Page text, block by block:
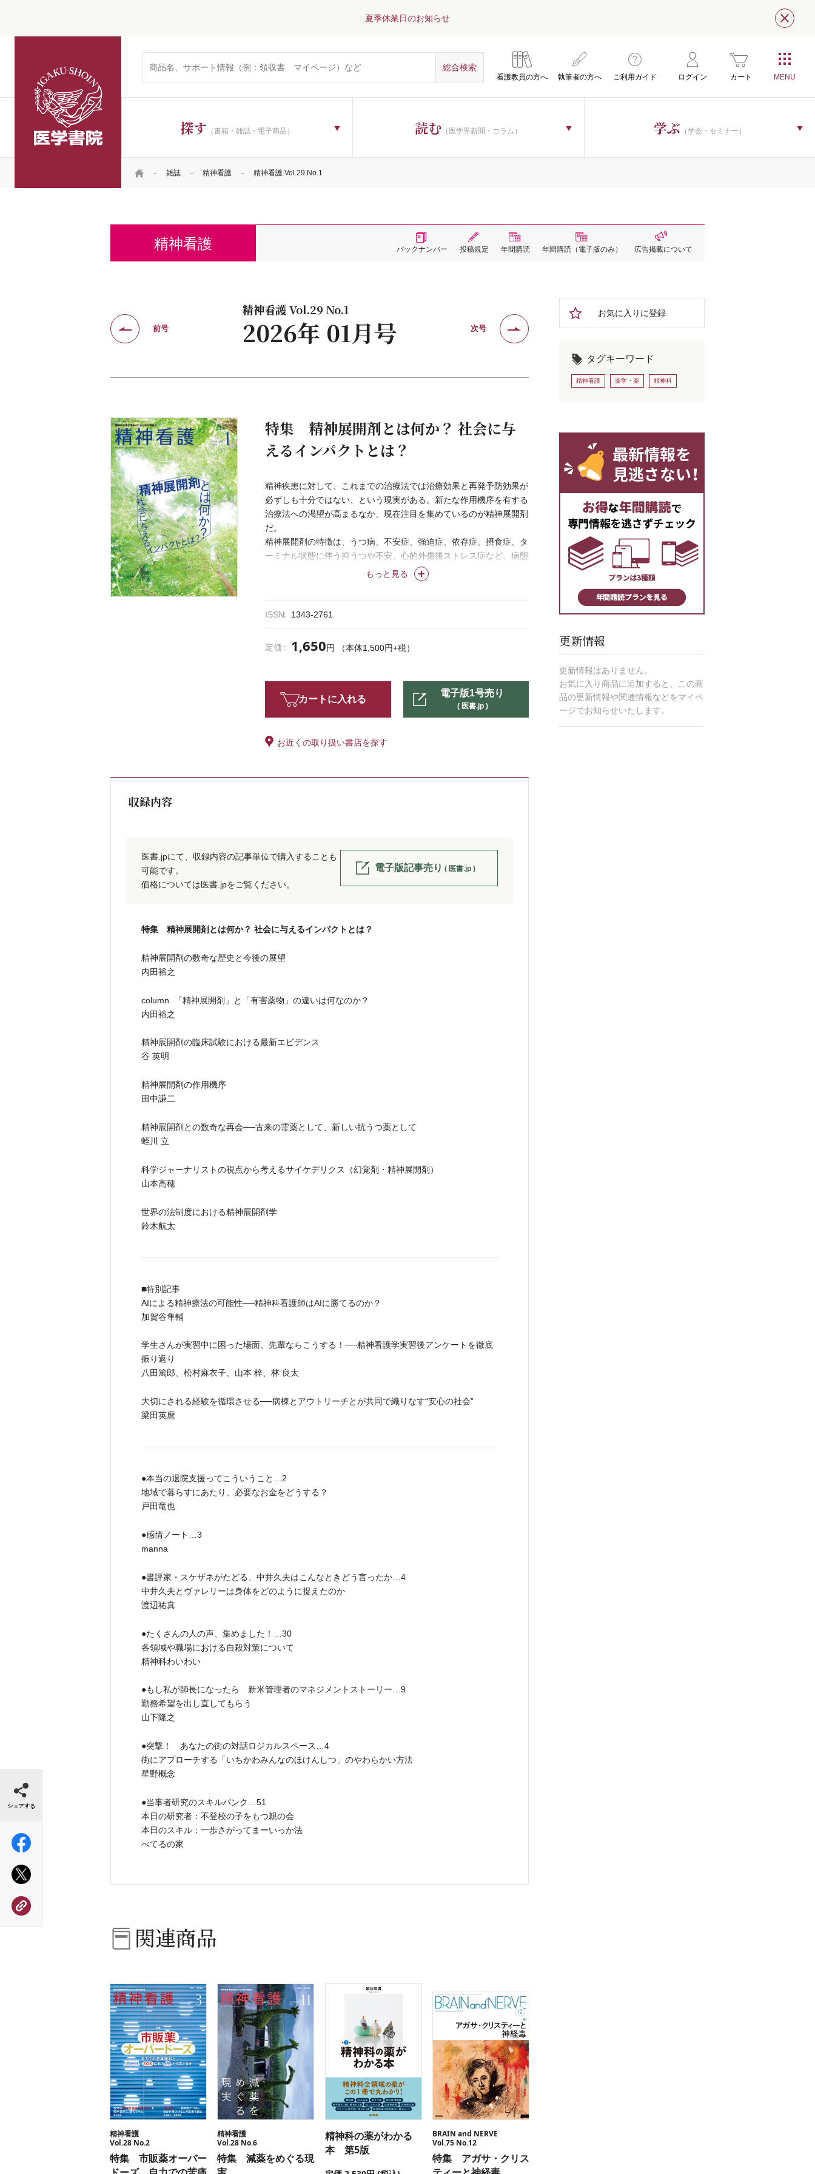
夏季休業日のお知らせ 閉じ
看護教員の方へ 執筆者の方へ ご利用ガイド ログイン カート
探す （書籍・雑誌・電子商品） 読む （医学界新聞・コラム） 学ぶ （学会・セミナー）
HOME 雑誌 精神看護 精神看護 Vol.29 No.1
精神看護 バックナンバー 投稿規定 年間購読 年間購読 （電子版のみ） 広告掲載について
精神看護 Vol.29 No.1
2026年 01月号
前号 次号
特集 精神展開剤とは何か？ 社会に与
えるインパクトとは？
もっと見る
精神疾患に対して、これまでの治療法では治療効果と再発予防効果が
必ずしも十分ではない、という現実がある。新たな作用機序を有する
治療法への渇望が高まるなか、現在注目を集めているのが精神展開剤
だ。
精神展開剤の特徴は、うつ病、不安症、強迫症、依存症、摂食症、タ
ーミナル状態に伴う抑うつや不安、心的外傷後ストレス症など、病態
生理が異なると想定される複数の疾患を対象に、その治療効果が報告
た方々に、精神展開剤の歴史、基礎研究や臨床試験、文化的背景、報
ISSN 1343-2761
定価 1,650円 （本体1,500円+税）
カートに入れる
電子版1号売り
( 医書.jp )
お近くの取り扱い書店を探す
収録内容
医書.jpにて、収録内容の記事単位で購入することも
可能です。
価格については医書.jpをご覧ください。
電子版記事売り ( 医書.jp )
特集 精神展開剤とは何か？ 社会に与えるインパクトとは？
精神展開剤の数奇な歴史と今後の展望
内田裕之
column 「精神展開剤」と「有害薬物」の違いは何なのか？
内田裕之
精神展開剤の臨床試験における最新エビデンス
谷 英明
精神展開剤の作用機序
田中謙二
精神展開剤との数奇な再会──古来の霊薬として、新しい抗うつ薬として
蛭川 立
科学ジャーナリストの視点から考えるサイケデリクス（幻覚剤・精神展開剤）
山本高穂
世界の法制度における精神展開剤学
鈴木航太
■特別記事
AIによる精神療法の可能性──精神科看護師はAIに勝てるのか？
加賀谷隼輔
学生さんが実習中に困った場面、先輩ならこうする！──精神看護学実習後アンケートを徹底
振り返り
八田篤郎、松村麻衣子、山本 梓、林 良太
大切にされる経験を循環させる──病棟とアウトリーチとが共同で織りなす“安心の社会”
梁田英麿
●本当の退院支援ってこういうこと…2
地域で暮らすにあたり、必要なお金をどうする？
戸田竜也
●感情ノート…3
manna
●書評家・スケザネがたどる、中井久夫はこんなときどう言ったか…4
中井久夫とヴァレリーは身体をどのように捉えたのか
渡辺祐真
●たくさんの人の声、集めました！…30
各領域や職場における自殺対策について
精神科わいわい
●もし私が師長になったら 新米管理者のマネジメントストーリー…9
勤務希望を出し直してもらう
山下隆之
●突撃！ あなたの街の対話ロジカルスペース…4
街にアプローチする「いちかわみんなのほけんしつ」のやわらかい方法
星野概念
●当事者研究のスキルバンク…51
本日の研究者：不登校の子をもつ親の会
本日のスキル：一歩さがってまーいっか法
べてるの家
関連商品
精神看護
Vol.28 No.2
特集 市販薬オーバー
精神看護
Vol.28 No.6
特集 減薬をめぐる現
精神科の薬がわかる
本 第5版
BRAIN and NERVE
Vol.75 No.12
特集 アガサ・クリス
お気に入りに登録
タグキーワード
精神看護 薬学・薬 精神科
更新情報
更新情報はありません。
お気に入り商品に追加すると、この商
品の更新情報や関連情報などをマイペ
ージでお知らせいたします。